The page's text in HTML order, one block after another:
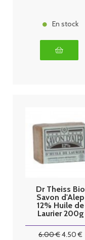
En stock
Dr Theiss Bio
Savon d'Alep
12% Huile de
Laurier 200g
6.00€4.50 €